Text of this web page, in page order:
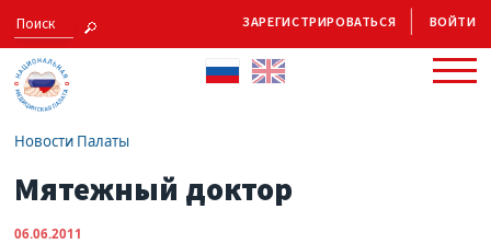
ЗАРЕГИСТРИРОВАТЬСЯ ВОЙТИ
Новости Палаты
Мятежный доктор
06.06.2011